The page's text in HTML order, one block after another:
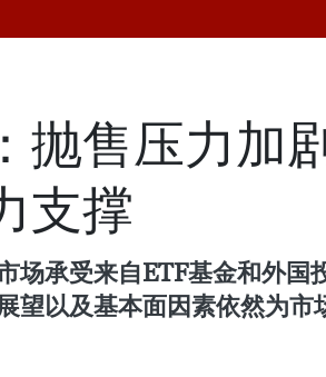
抛售压力加
支撑
场承受来自ETF基金和外
望以及基本面因素依然为市